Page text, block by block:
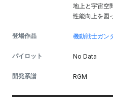
地上と宇宙空
性能向上を図
登場作品 機動戦士ガン
パイロット No Data
開発系譜 RGM